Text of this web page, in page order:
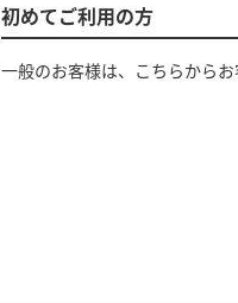
初めてご利用の方
一般のお客様は、こちらから